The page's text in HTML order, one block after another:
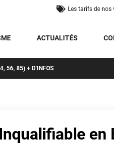
Les tarifs de nos
ACTUALITÉS
56, 85) + D'INFOS
en